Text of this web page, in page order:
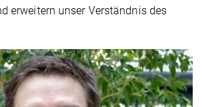
erweitern unser Verständnis des